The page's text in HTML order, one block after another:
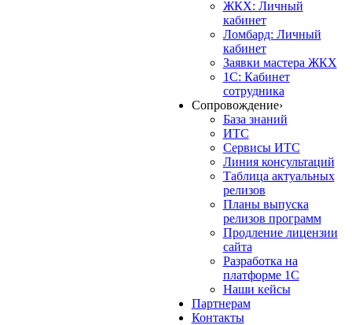
ЖКХ: Личный
кабинет
Ломбард: Личный
кабинет
Заявки мастера ЖКХ
1С: Кабинет
сотрудника
Сопровождение›
База знаний
ИТС
Сервисы ИТС
Линия консультаций
Таблица актуальных
релизов
Планы выпуска
релизов программ
Продление лицензии
сайта
Разработка на
платформе 1С
Наши кейсы
Партнерам
Контакты